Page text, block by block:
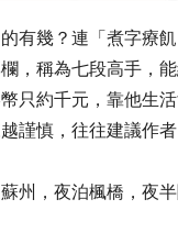
有幾？連「煮字療
，稱為七段高手，
只約千元，靠他生活
謹慎，往往建議作
州，夜泊楓橋，夜